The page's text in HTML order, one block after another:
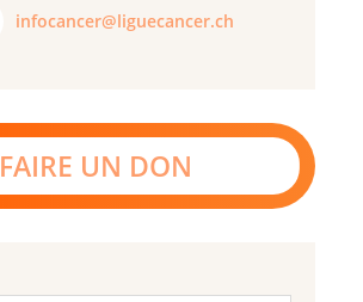
infocancer@liguecancer.ch
FAIRE UN DON